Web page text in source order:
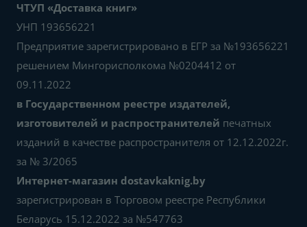
ЧТУП «Доставка книг»
УНП 193656221
Предприятие зарегистрировано в ЕГР за №193656221
решением Мингорисполкома №0204412 от
09.11.2022
в Государственном реестре издателей,
изготовителей и распространителей печатных
изданий в качестве распространителя от 12.12.2022г.
за № 3/2065
Интернет-магазин dostavkaknig.by
зарегистрирован в Торговом реестре Республики
Беларусь 15.12.2022 за №547763